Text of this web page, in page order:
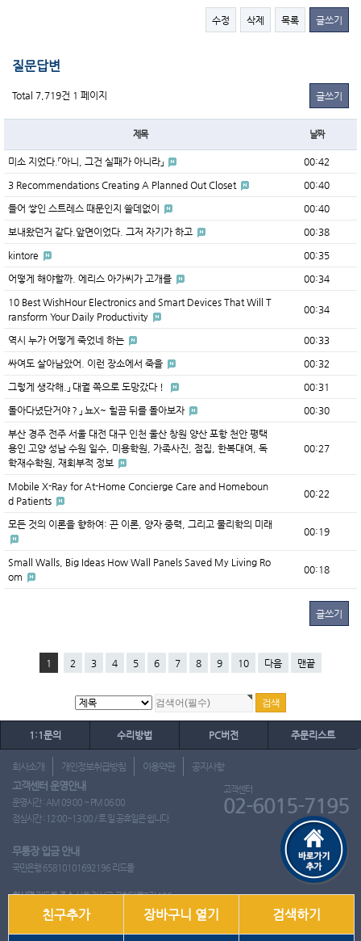
수정 삭제 목록 글쓰기
질문답변
Total 7,719건 1 페이지 글쓰기
제목 날짜
미소 지었다.「아니, 그건 실패가 아니라」 00:42
3 Recommendations Creating A Planned Out Closet 00:40
들어 쌓인 스트레스 때문인지 쓸데없이 00:40
보내왔던거 같다.앞면이었다. 그저 자기가 하고 00:38
kintore 00:35
어떻게 해야할까. 에리스 아가씨가 고개를 00:34
10 Best WishHour Electronics and Smart Devices That Will T
ransform Your Daily Productivity
00:34
역시 누가 어떻게 죽었네 하는 00:33
싸여도 살아남았어. 이런 장소에서 죽을 00:32
그렇게 생각해.」 대궐 쪽으로 도망갔다！ 00:31
돌아다녔단거야？」 뇨X~ 힐끔 뒤를 돌아보자 00:30
부산 경주 전주 서울 대전 대구 인천 울산 창원 양산 포항 천안 평택
용인 고양 성남 수원 일수, 미용학원, 가족사진, 점집, 한복대여, 독
학재수학원, 재회부적 정보
00:27
Mobile X-Ray for At-Home Concierge Care and Homeboun
d Patients
00:22
모든 것의 이론을 향하여: 끈 이론, 양자 중력, 그리고 물리학의 미래
00:19
Small Walls, Big Ideas How Wall Panels Saved My Living Ro
om
00:18
글쓰기
1 2 3 4 5 6 7 8 9 10 다음 맨끝
1:1문의 수리방법 PC버전 주문리스트
회사소개 개인정보취급방침 이용약관 공지사항
고객센터 운영안내
운영시간 : AM 09:00 ~ PM 06:00
점심시간 : 12:00~13:00 / 토.일.공휴일은 쉽니다.
고객센터
02-6015-7195
무통장 입금 안내
국민은행 65810101692196 리드몰
회사명리드몰주소서울 강서구 국회대로7길 126
사업자 등록번호412-10-97537 이영은전화02-6015-7195
친구추가 장바구니 열기 검색하기